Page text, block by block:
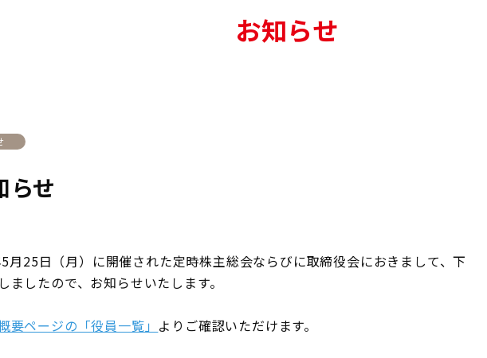
お知らせ
らせ
月25日（月）に開催された定時株主総会ならびに取締役会におきまして、下
したので、お知らせいたします。
要ページの「役員一覧」 よりご確認いただけます。